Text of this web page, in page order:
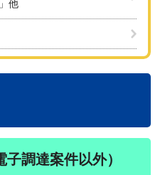
他
調達案件以外）